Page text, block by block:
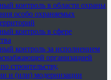
контроль в области охраны
особо охраняемых
контроль в сфере
контроль за исполнением
организацией
строительству,
и (или) модернизации